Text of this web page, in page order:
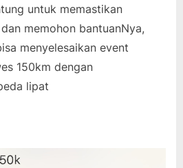
untuk memastikan
memohon bantuanNya,
menyelesaikan event
150km dengan
lipat